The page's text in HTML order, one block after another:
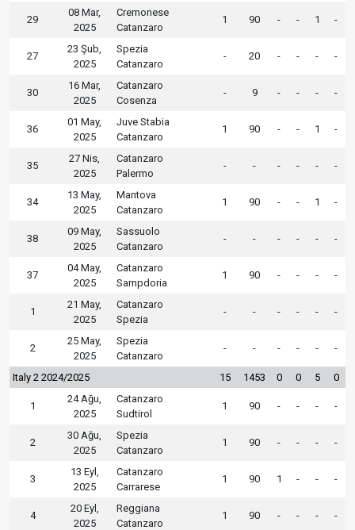
29
08 Mar,
2025
Cremonese
Catanzaro
1 90 - - 1 -
27
23 Şub,
2025
Spezia
Catanzaro
- 20 - - - -
30
16 Mar,
2025
Catanzaro
Cosenza
- 9 - - - -
36
01 May,
2025
Juve Stabia
Catanzaro
1 90 - - 1 -
35
27 Nis,
2025
Catanzaro
Palermo
- - - - - -
34
13 May,
2025
Mantova
Catanzaro
1 90 - - 1 -
38
09 May,
2025
Sassuolo
Catanzaro
- - - - - -
37
04 May,
2025
Catanzaro
Sampdoria
1 90 - - - -
1
21 May,
2025
Catanzaro
Spezia
- - - - - -
2
25 May,
2025
Spezia
Catanzaro
- - - - - -
Italy 2 2024/2025 15 1453 0 0 5 0
1
24 Ağu,
2025
Catanzaro
Sudtirol
1 90 - - - -
2
30 Ağu,
2025
Spezia
Catanzaro
1 90 - - - -
3
13 Eyl,
2025
Catanzaro
Carrarese
1 90 1 - - -
4
20 Eyl,
2025
Reggiana
Catanzaro
1 90 - - - -